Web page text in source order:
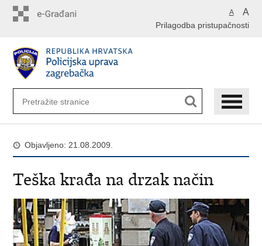
A A
Prilagodba pristupačnosti
Objavljeno: 21.08.2009.
Teška krađa na drzak način